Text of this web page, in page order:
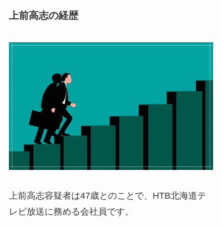
上前高志の経歴
上前高志容疑者は47歳とのことで、HTB北海道テ
レビ放送に務める会社員です。